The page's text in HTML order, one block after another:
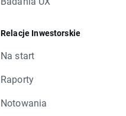
Relacje Inwestorskie
Na start
Raporty
Notowania